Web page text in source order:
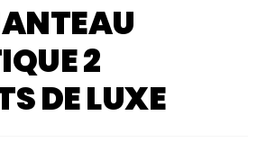
2
DE LUXE